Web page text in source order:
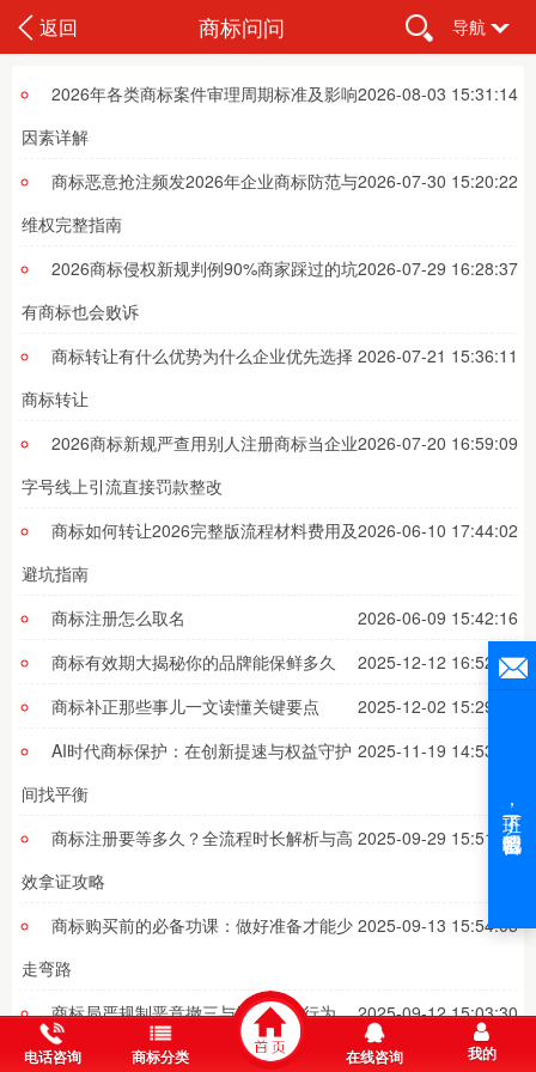
返回 商标问问 导航
2026-08-03 15:31:14
2026年各类商标案件审理周期标准及影响
因素详解
2026-07-30 15:20:22
商标恶意抢注频发2026年企业商标防范与
维权完整指南
2026-07-29 16:28:37
2026商标侵权新规判例90%商家踩过的坑
有商标也会败诉
2026-07-21 15:36:11
商标转让有什么优势为什么企业优先选择
商标转让
2026-07-20 16:59:09
2026商标新规严查用别人注册商标当企业
字号线上引流直接罚款整改
2026-06-10 17:44:02
商标如何转让2026完整版流程材料费用及
避坑指南
2026-06-09 15:42:16
商标注册怎么取名
2025-12-12 16:52:41
商标有效期大揭秘你的品牌能保鲜多久
2025-12-02 15:29:19
商标补正那些事儿一文读懂关键要点
2025-11-19 14:53:37
AI时代商标保护：在创新提速与权益守护
间找平衡
2025-09-29 15:51:51
商标注册要等多久？全流程时长解析与高
效拿证攻略
2025-09-13 15:54:05
商标购买前的必备功课：做好准备才能少
走弯路
2025-09-12 15:03:30
商标局严规制恶意撤三与欺骗误导行为
2025-05-13 13:59:03
转让VS注册，谁更胜一筹
电话咨询 商标分类 在线咨询 我的